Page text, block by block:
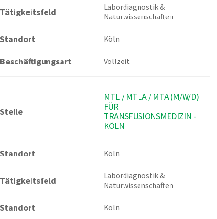
Tätigkeitsfeld
Labordiagnostik &
Naturwissenschaften
Standort Köln
Beschäftigungsart Vollzeit
Stelle
MTL / MTLA / MTA (M/W/D)
FÜR
TRANSFUSIONSMEDIZIN -
KÖLN
Standort Köln
Tätigkeitsfeld
Labordiagnostik &
Naturwissenschaften
Standort Köln